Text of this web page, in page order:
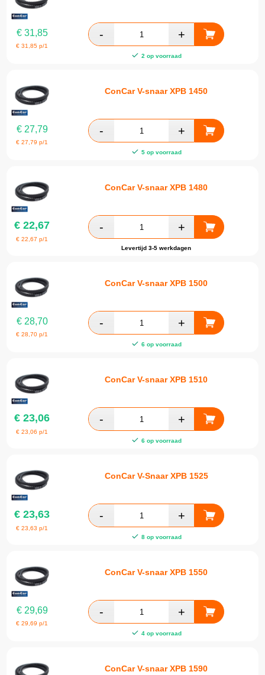
€31,85
€31,85 p/1
2 op voorraad
ConCar V-snaar XPB 1450
€27,79
€27,79 p/1
5 op voorraad
ConCar V-snaar XPB 1480
€ 22,67
€22,67 p/1
Levertijd 3-5 werkdagen
ConCar V-snaar XPB 1500
€28,70
€28,70 p/1
6 op voorraad
ConCar V-snaar XPB 1510
€ 23,06
€23,06 p/1
6 op voorraad
ConCar V-Snaar XPB 1525
€ 23,63
€23,63 p/1
8 op voorraad
ConCar V-snaar XPB 1550
€29,69
€29,69 p/1
4 op voorraad
ConCar V-snaar XPB 1590